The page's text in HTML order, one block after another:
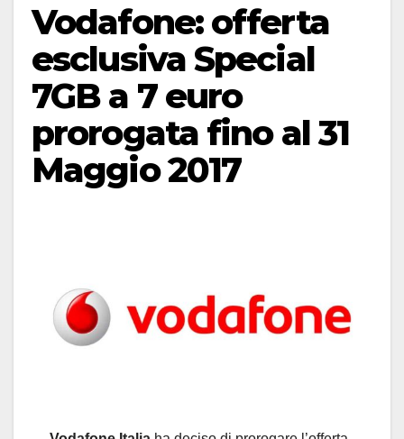
Vodafone: offerta
esclusiva Special
7GB a 7 euro
prorogata fino al 31
Maggio 2017